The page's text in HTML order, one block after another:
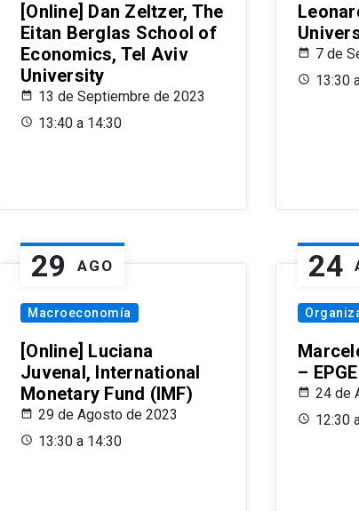
[Online] Dan Zeltzer, The
Eitan Berglas School of
Economics, Tel Aviv
University
13 de Septiembre de 2023
13:40 a 14:30
7 de
13:30
29 AGO
Macroeconomía
[Online] Luciana
Juvenal, International
Monetary Fund (IMF)
29 de Agosto de 2023
13:30 a 14:30
24
– EPGE
24 de
12:30